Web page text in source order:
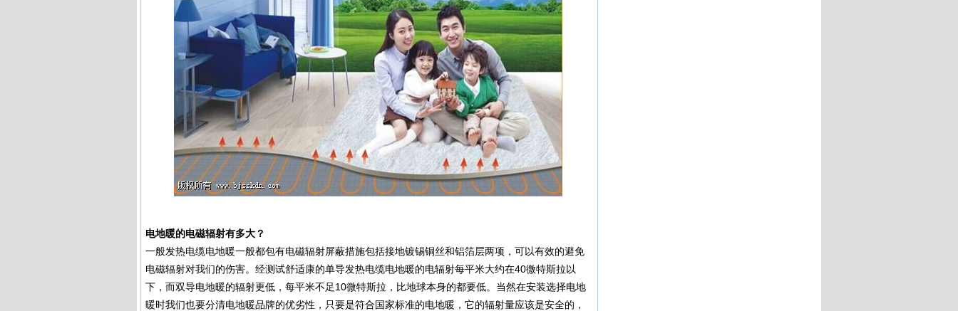
电地暖的电磁辐射有多大？
一般发热电缆电地暖一般都包有电磁辐射屏蔽措施包括接地镀锡铜丝和铝箔层两项，可以有效的避免
电磁辐射对我们的伤害。经测试舒适康的单导发热电缆电地暖的电辐射每平米大约在40微特斯拉以
下，而双导电地暖的辐射更低，每平米不足10微特斯拉，比地球本身的都要低。当然在安装选择电地
暖时我们也要分清电地暖品牌的优劣性，只要是符合国家标准的电地暖，它的辐射量应该是安全的，